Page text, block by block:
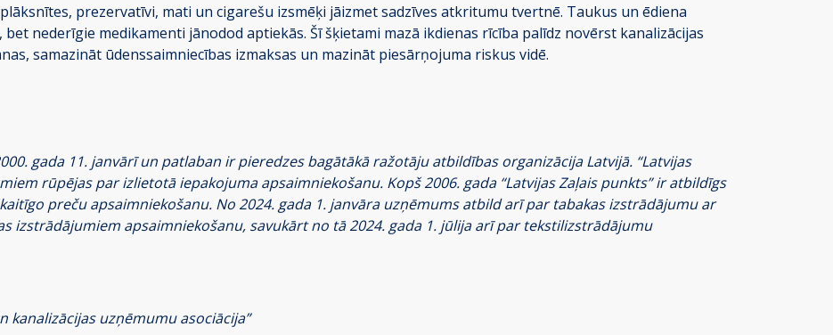
prezervatīvi, mati un cigarešu izsmēķi jāizmet sadzīves atkritumu tvertnē. Taukus un ēdiena
nederīgie medikamenti jānodod aptiekās. Šī šķietami mazā ikdienas rīcība palīdz novērst kanalizācijas
samazināt ūdenssaimniecības izmaksas un mazināt piesārņojuma riskus vidē.
gada 11. janvārī un patlaban ir pieredzes bagātākā ražotāju atbildības organizācija Latvijā. “Latvijas
rūpējas par izlietotā iepakojuma apsaimniekošanu. Kopš 2006. gada “Latvijas Zaļais punkts” ir atbildīgs
preču apsaimniekošanu. No 2024. gada 1. janvāra uzņēmums atbild arī par tabakas izstrādājumu ar
izstrādājumiem apsaimniekošanu, savukārt no tā 2024. gada 1. jūlija arī par tekstilizstrādājumu
kanalizācijas uzņēmumu asociācija”